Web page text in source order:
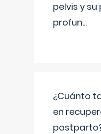
pelvis y
profun...
¿Cuánto
en